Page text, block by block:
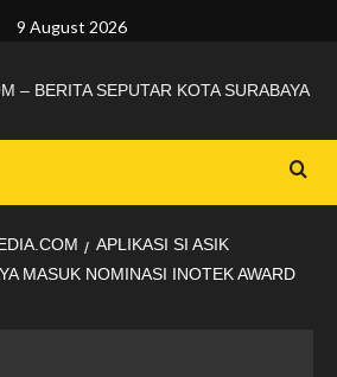
9 August 2026
– BERITA SEPUTAR KOTA SURABAYA
APLIKASI SI ASIK
MASUK NOMINASI INOTEK AWARD